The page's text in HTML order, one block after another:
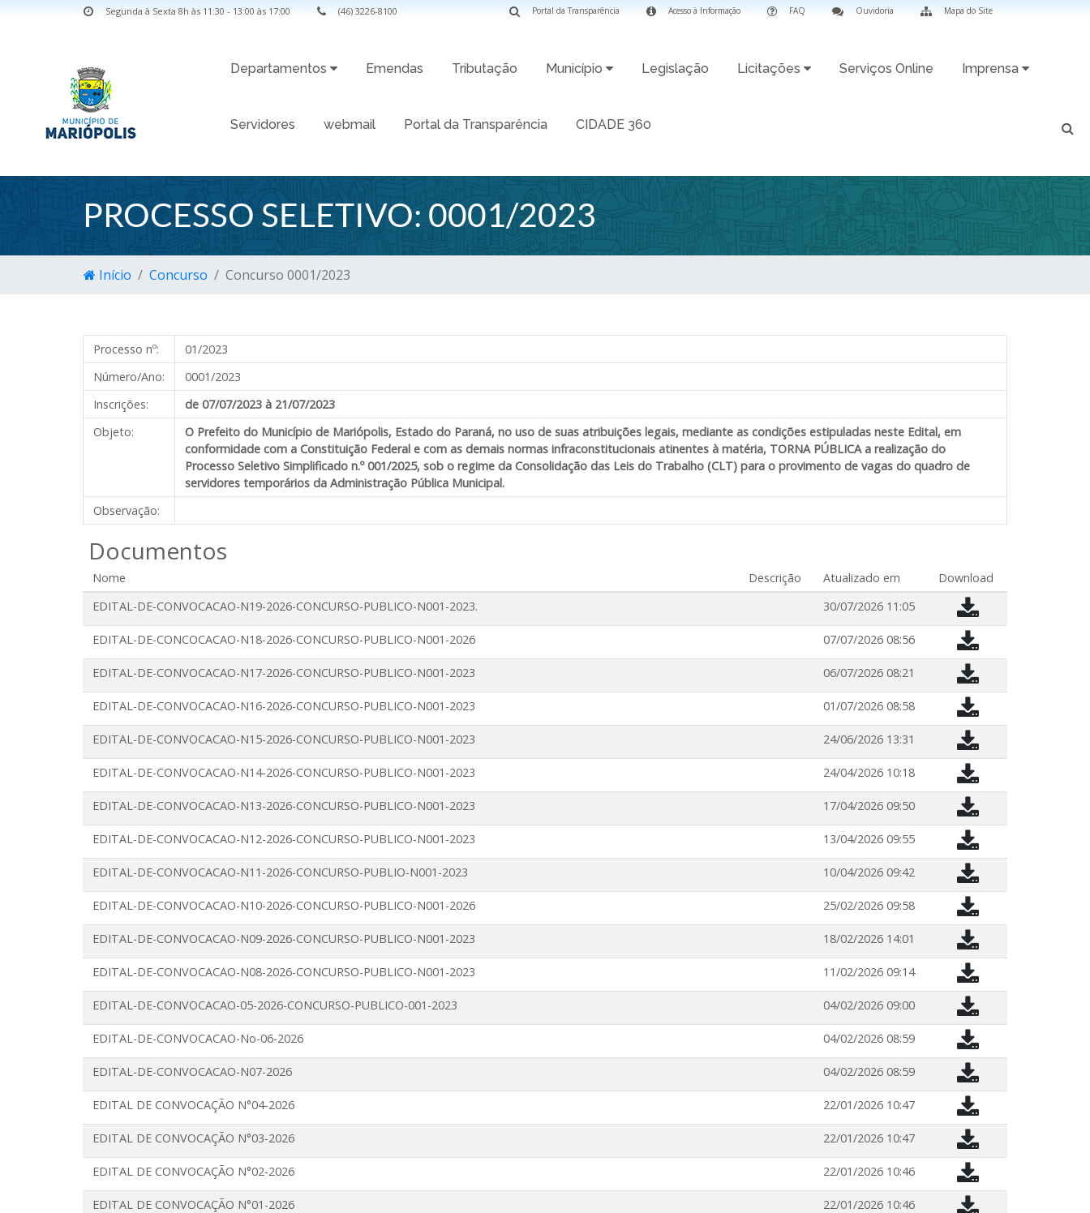
Segunda à Sexta 8h às 11:30 - 13:00 às 17:00 (46) 3226-8100 Mapa do Site
Ouvidoria
FAQ
Acesso à Informação
Portal da Transparência
Departamentos Emendas Tributação Município Legislação Licitações Serviços Online Imprensa
Servidores webmail Portal da Transparência CIDADE 360
PROCESSO SELETIVO: 0001/2023
Início Concurso Concurso 0001/2023
Processo nº:
01/2023
Número/Ano:
0001/2023
Inscrições:
de 07/07/2023 à 21/07/2023
Objeto:
O Prefeito do Município de Mariópolis, Estado do Paraná, no uso de suas atribuições legais, mediante as condições estipuladas neste Edital, em
conformidade com a Constituição Federal e com as demais normas infraconstitucionais atinentes à matéria, TORNA PÚBLICA a realização do
Processo Seletivo Simplificado n.º 001/2025, sob o regime da Consolidação das Leis do Trabalho (CLT) para o provimento de vagas do quadro de
servidores temporários da Administração Pública Municipal.
Observação:
Documentos
Nome Descrição Atualizado em
Download
EDITAL-DE-CONVOCACAO-N19-2026-CONCURSO-PUBLICO-N001-2023.
30/07/2026 11:05
EDITAL-DE-CONCOCACAO-N18-2026-CONCURSO-PUBLICO-N001-2026 07/07/2026 08:56
EDITAL-DE-CONVOCACAO-N17-2026-CONCURSO-PUBLICO-N001-2023 06/07/2026 08:21
EDITAL-DE-CONVOCACAO-N16-2026-CONCURSO-PUBLICO-N001-2023 01/07/2026 08:58
EDITAL-DE-CONVOCACAO-N15-2026-CONCURSO-PUBLICO-N001-2023 24/06/2026 13:31
EDITAL-DE-CONVOCACAO-N14-2026-CONCURSO-PUBLICO-N001-2023 24/04/2026 10:18
EDITAL-DE-CONVOCACAO-N13-2026-CONCURSO-PUBLICO-N001-2023 17/04/2026 09:50
EDITAL-DE-CONVOCACAO-N12-2026-CONCURSO-PUBLICO-N001-2023 13/04/2026 09:55
EDITAL-DE-CONVOCACAO-N11-2026-CONCURSO-PUBLIO-N001-2023 10/04/2026 09:42
EDITAL-DE-CONVOCACAO-N10-2026-CONCURSO-PUBLICO-N001-2026 25/02/2026 09:58
EDITAL-DE-CONVOCACAO-N09-2026-CONCURSO-PUBLICO-N001-2023 18/02/2026 14:01
EDITAL-DE-CONVOCACAO-N08-2026-CONCURSO-PUBLICO-N001-2023 11/02/2026 09:14
EDITAL-DE-CONVOCACAO-05-2026-CONCURSO-PUBLICO-001-2023 04/02/2026 09:00
EDITAL-DE-CONVOCACAO-No-06-2026 04/02/2026 08:59
EDITAL-DE-CONVOCACAO-N07-2026 04/02/2026 08:59
EDITAL DE CONVOCAÇÃO N°04-2026 22/01/2026 10:47
EDITAL DE CONVOCAÇÃO N°03-2026 22/01/2026 10:47
EDITAL DE CONVOCAÇÃO N°02-2026 22/01/2026 10:46
EDITAL DE CONVOCAÇÃO N°01-2026 22/01/2026 10:46